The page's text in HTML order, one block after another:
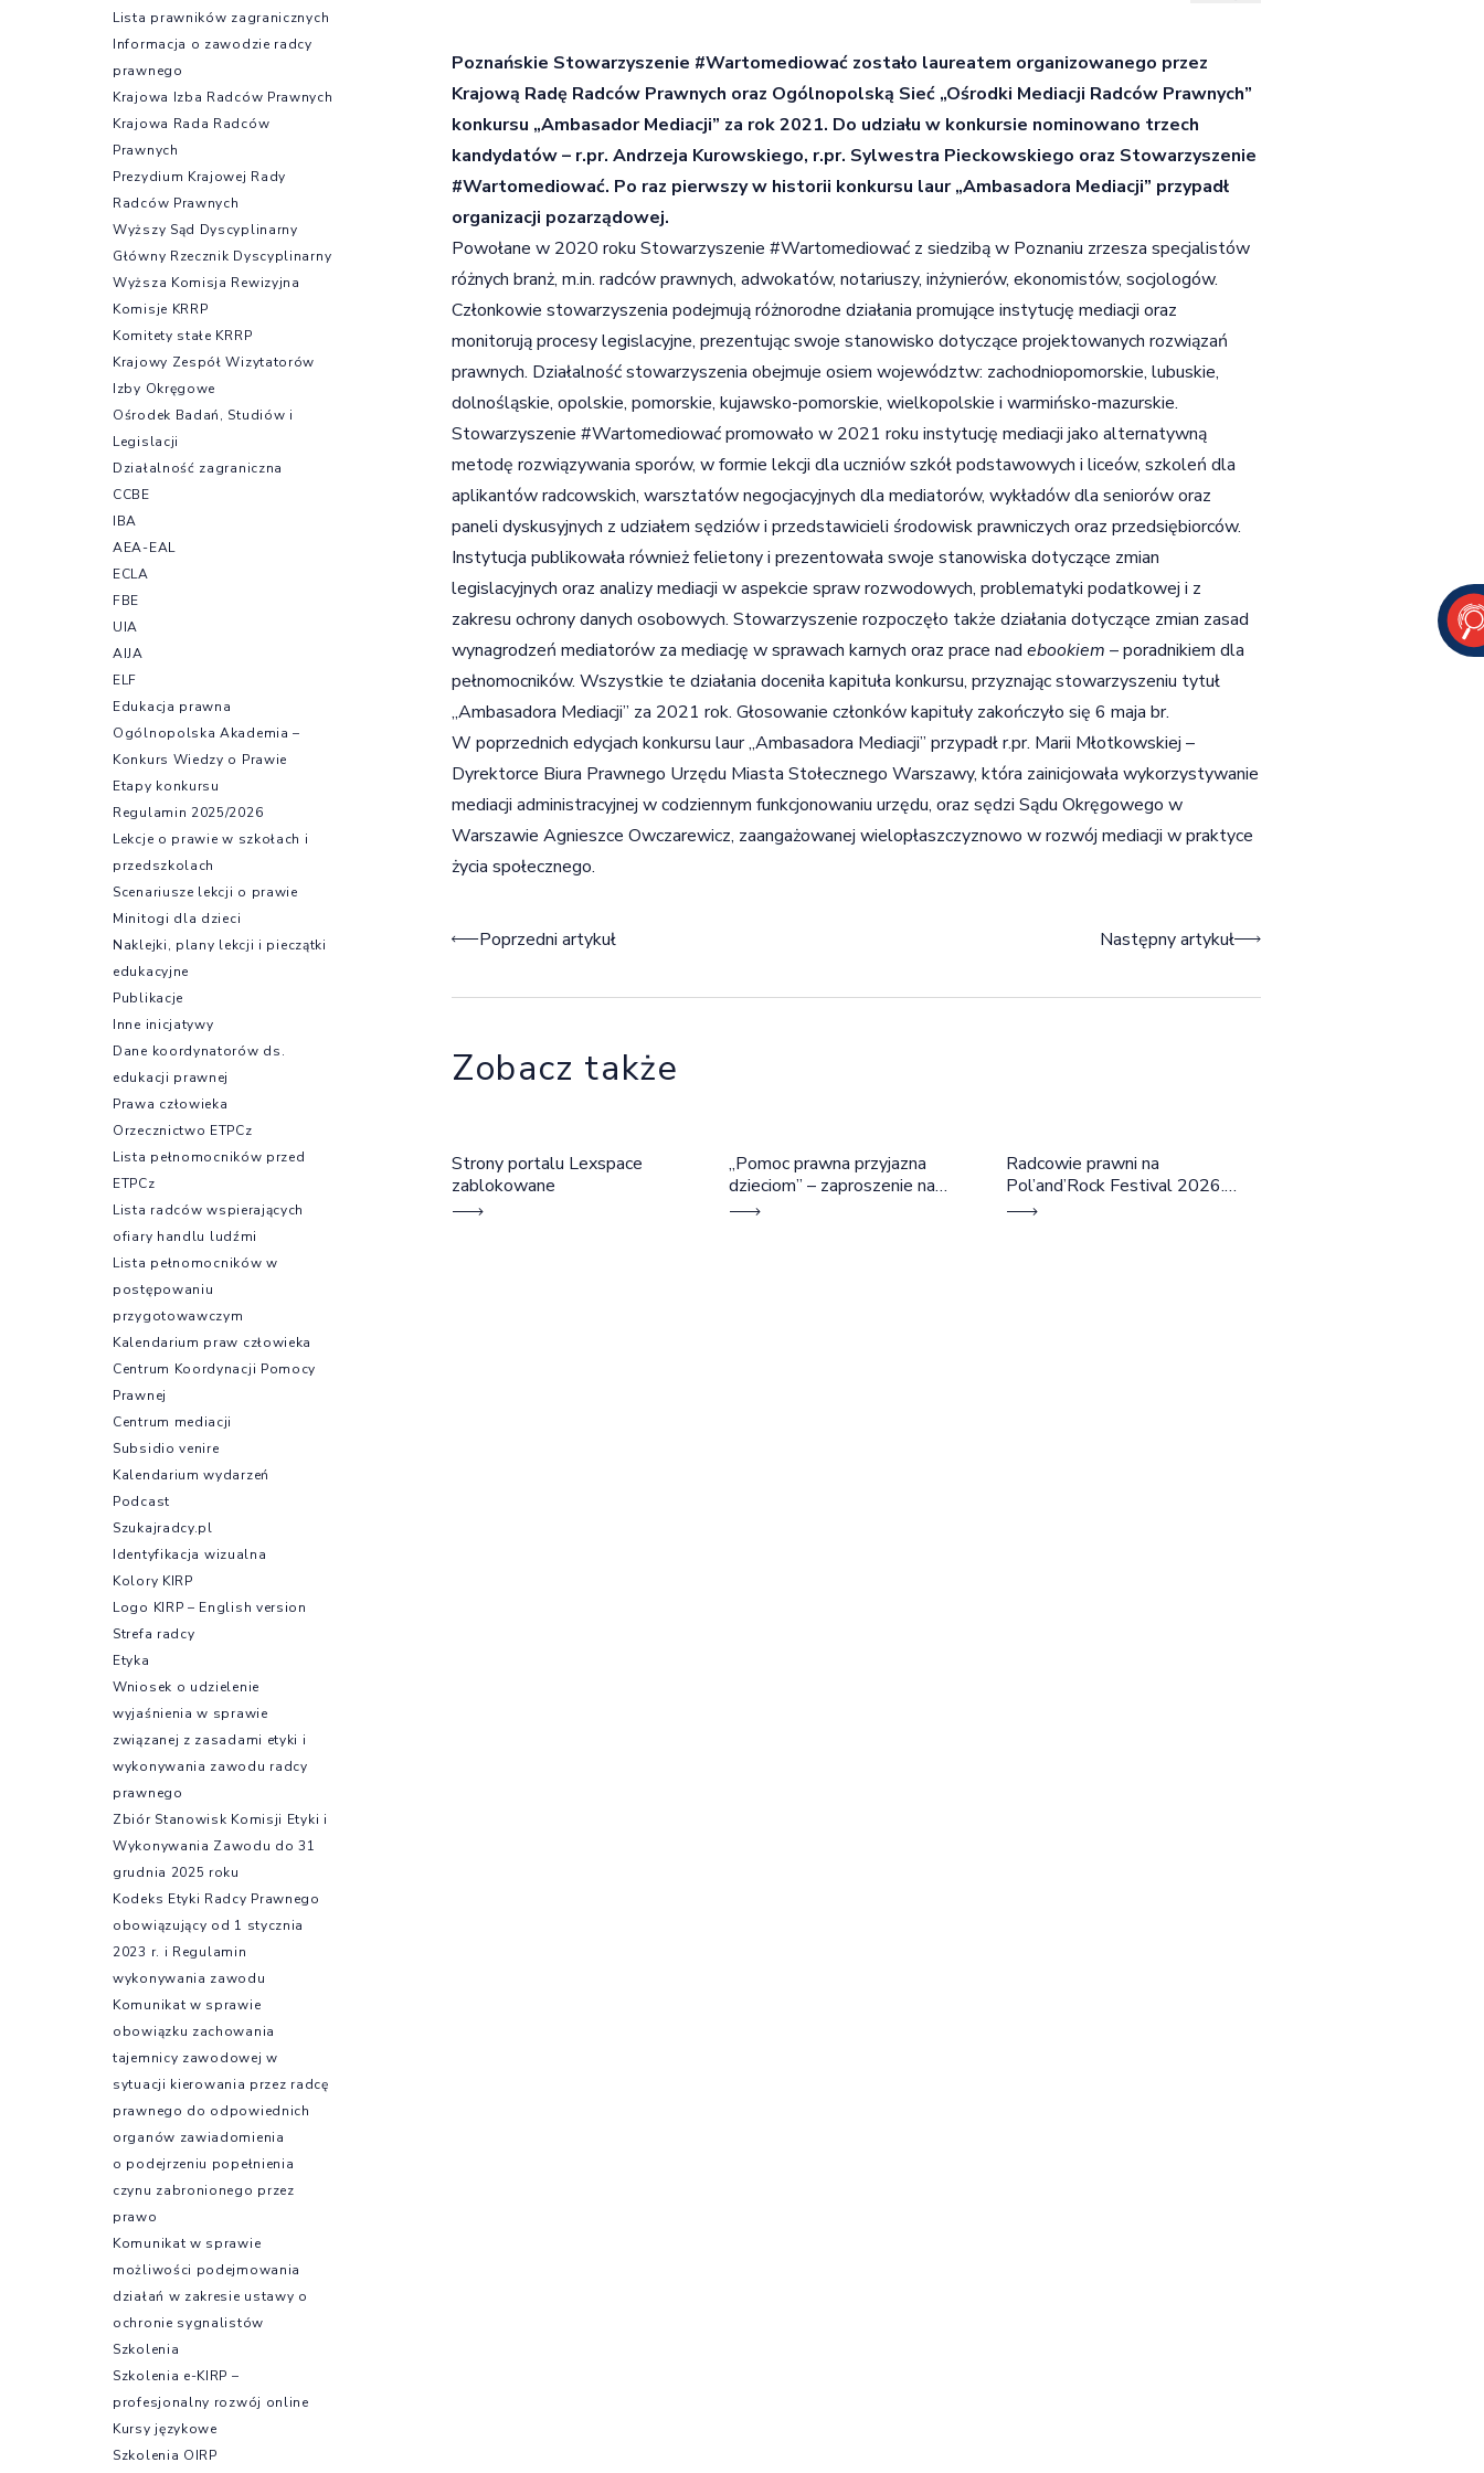
Poznańskie Stowarzyszenie #Wartomediować zostało laureatem organizowanego przez
Krajową Radę Radców Prawnych oraz Ogólnopolską Sieć „Ośrodki Mediacji Radców Prawnych”
konkursu „Ambasador Mediacji” za rok 2021. Do udziału w konkursie nominowano trzech
kandydatów – r.pr. Andrzeja Kurowskiego, r.pr. Sylwestra Pieckowskiego oraz Stowarzyszenie
#Wartomediować. Po raz pierwszy w historii konkursu laur „Ambasadora Mediacji” przypadł
organizacji pozarządowej.
Powołane w 2020 roku Stowarzyszenie #Wartomediować z siedzibą w Poznaniu zrzesza specjalistów
różnych branż, m.in. radców prawnych, adwokatów, notariuszy, inżynierów, ekonomistów, socjologów.
Członkowie stowarzyszenia podejmują różnorodne działania promujące instytucję mediacji oraz
monitorują procesy legislacyjne, prezentując swoje stanowisko dotyczące projektowanych rozwiązań
prawnych. Działalność stowarzyszenia obejmuje osiem województw: zachodniopomorskie, lubuskie,
dolnośląskie, opolskie, pomorskie, kujawsko-pomorskie, wielkopolskie i warmińsko-mazurskie.
Stowarzyszenie #Wartomediować promowało w 2021 roku instytucję mediacji jako alternatywną
metodę rozwiązywania sporów, w formie lekcji dla uczniów szkół podstawowych i liceów, szkoleń dla
aplikantów radcowskich, warsztatów negocjacyjnych dla mediatorów, wykładów dla seniorów oraz
paneli dyskusyjnych z udziałem sędziów i przedstawicieli środowisk prawniczych oraz przedsiębiorców.
Instytucja publikowała również felietony i prezentowała swoje stanowiska dotyczące zmian
legislacyjnych oraz analizy mediacji w aspekcie spraw rozwodowych, problematyki podatkowej i z
zakresu ochrony danych osobowych. Stowarzyszenie rozpoczęło także działania dotyczące zmian zasad
wynagrodzeń mediatorów za mediację w sprawach karnych oraz prace nadebookiem – poradnikiem dla
pełnomocników. Wszystkie te działania doceniła kapituła konkursu, przyznając stowarzyszeniu tytuł
„Ambasadora Mediacji” za 2021 rok. Głosowanie członków kapituły zakończyło się 6 maja br.
W poprzednich edycjach konkursu laur „Ambasadora Mediacji” przypadł r.pr. Marii Młotkowskiej –
Dyrektorce Biura Prawnego Urzędu Miasta Stołecznego Warszawy, która zainicjowała wykorzystywanie
mediacji administracyjnej w codziennym funkcjonowaniu urzędu, oraz sędzi Sądu Okręgowego w
Warszawie Agnieszce Owczarewicz, zaangażowanej wielopłaszczyznowo w rozwój mediacji w praktyce
życia społecznego.
Nawigacja wpisu
Poprzedni artykuł Następny artykuł
Zobacz także
Strony portalu Lexspace
zablokowane
„Pomoc prawna przyjazna
dzieciom” – zaproszenie na
szkolenie
Radcowie prawni na
Pol’and’Rock Festival 2026.
Cztery dni rozmów, edukacji i
Lista prawników zagranicznych
Informacja o zawodzie radcy
prawnego
Krajowa Izba Radców Prawnych
Krajowa Rada Radców
Prawnych
Prezydium Krajowej Rady
Radców Prawnych
Wyższy Sąd Dyscyplinarny
Główny Rzecznik Dyscyplinarny
Wyższa Komisja Rewizyjna
Komisje KRRP
Komitety stałe KRRP
Krajowy Zespół Wizytatorów
Izby Okręgowe
Ośrodek Badań, Studiów i
Legislacji
Działalność zagraniczna
CCBE
IBA
AEA-EAL
ECLA
FBE
UIA
AIJA
ELF
Edukacja prawna
Ogólnopolska Akademia –
Konkurs Wiedzy o Prawie
Etapy konkursu
Regulamin 2025/2026
Lekcje o prawie w szkołach i
przedszkolach
Scenariusze lekcji o prawie
Minitogi dla dzieci
Naklejki, plany lekcji i pieczątki
edukacyjne
Publikacje
Inne inicjatywy
Dane koordynatorów ds.
edukacji prawnej
Prawa człowieka
Orzecznictwo ETPCz
Lista pełnomocników przed
ETPCz
Lista radców wspierających
ofiary handlu ludźmi
Lista pełnomocników w
postępowaniu
przygotowawczym
Kalendarium praw człowieka
Centrum Koordynacji Pomocy
Prawnej
Centrum mediacji
Subsidio venire
Kalendarium wydarzeń
Podcast
Szukajradcy.pl
Identyfikacja wizualna
Kolory KIRP
Logo KIRP – English version
Strefa radcy
Etyka
Wniosek o udzielenie
wyjaśnienia w sprawie
związanej z zasadami etyki i
wykonywania zawodu radcy
prawnego
Zbiór Stanowisk Komisji Etyki i
Wykonywania Zawodu do 31
grudnia 2025 roku
Kodeks Etyki Radcy Prawnego
obowiązujący od 1 stycznia
2023 r. i Regulamin
wykonywania zawodu
Komunikat w sprawie
obowiązku zachowania
tajemnicy zawodowej w
sytuacji kierowania przez radcę
prawnego do odpowiednich
organów zawiadomienia
o podejrzeniu popełnienia
czynu zabronionego przez
prawo
Komunikat w sprawie
możliwości podejmowania
działań w zakresie ustawy o
ochronie sygnalistów
Szkolenia
Szkolenia e-KIRP –
profesjonalny rozwój online
Kursy językowe
Szkolenia OIRP